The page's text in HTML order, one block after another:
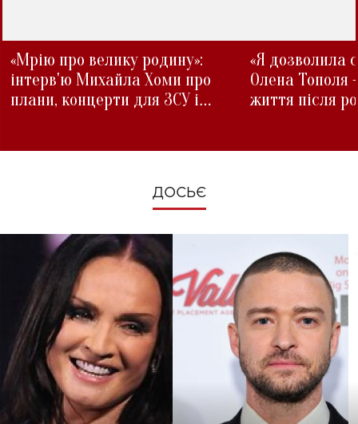
«Мрію про велику родину»:
інтерв'ю Михайла Хоми про
плани, концерти для ЗСУ і
«Я дозволила
Олена Тополя
життя після
ДОСЬЄ